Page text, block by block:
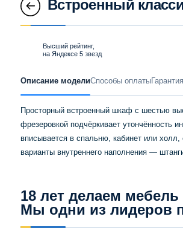
Встроенный
Высший рейтинг,
на Яндексе 5 звезд
Описание модели Способы оплаты
Просторный встроенный шкаф с шестью
фрезеровкой подчёркивает утончённость
вписывается в спальню, кабинет или
варианты внутреннего наполнения —
18 лет делаем мебель
Мы одни из лидеров